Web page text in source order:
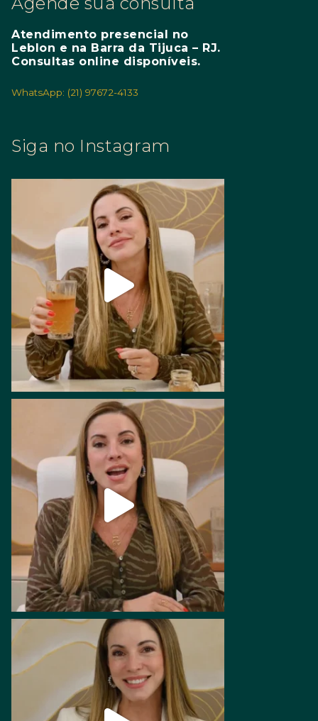
Atendimento presencial no
Leblon e na Barra da Tijuca – RJ.
Consultas online disponíveis.
WhatsApp: (21) 97672-4133
Siga no Instagram